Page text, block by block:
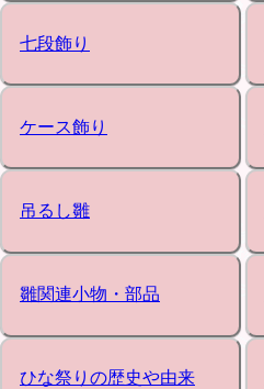
七段飾り
ケース飾り
吊るし雛
雛関連小物・部品
ひな祭りの歴史や由来